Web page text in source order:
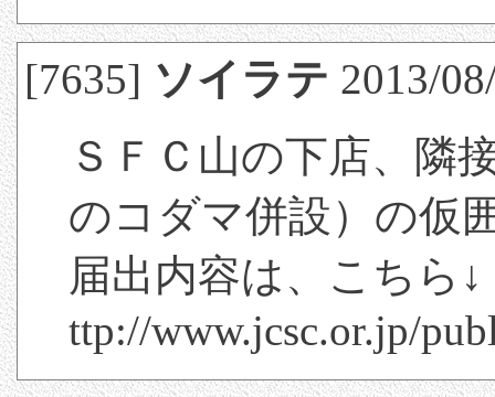
[7635] ソイラテ 2013/
ＳＦＣ山の下店、隣
のコダマ併設）の仮
届出内容は、こちら↓
ttp://www.jcsc.or.jp/